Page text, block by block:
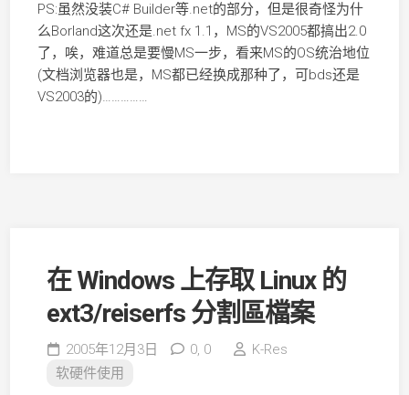
PS:虽然没装C# Builder等.net的部分，但是很奇怪为什
么Borland这次还是.net fx 1.1，MS的VS2005都搞出2.0
了，唉，难道总是要慢MS一步，看来MS的OS统治地位
(文档浏览器也是，MS都已经换成那种了，可bds还是
VS2003的)……………
在 Windows 上存取 Linux 的
ext3/reiserfs 分割區檔案
2005年12月3日 0, 0
K-Res
软硬件使用